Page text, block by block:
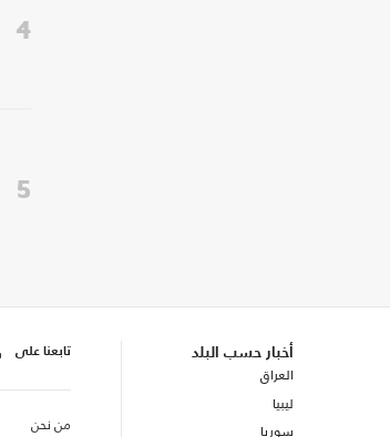
4
5
أخبار حسب البلد
العراق
ليبيا
سوريا
تابعنا على
من نحن